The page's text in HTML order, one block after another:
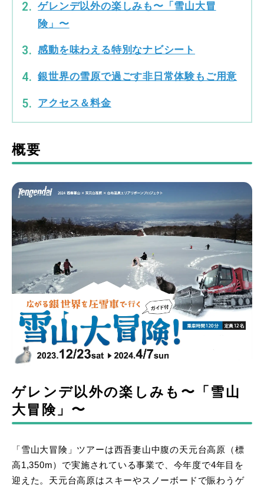
ゲレンデ以外の楽しみも〜「雪山大冒
険」〜
感動を味わえる特別なナビシート
銀世界の雪原で過ごす非日常体験もご用意
アクセス＆料金
概要
ゲレンデ以外の楽しみも〜「雪山
大冒険」〜
「雪山大冒険」ツアーは西吾妻山中腹の天元台高原（標
高1,350m）で実施されている事業で、今年度で4年目を
迎えた。天元台高原はスキーやスノーボードで賑わうゲ